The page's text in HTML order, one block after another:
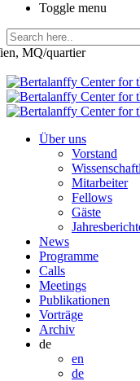
Toggle menu
MQ/quartier
Über uns
Vorstand
Mitarbeiter
Fellows
Gäste
News
Programme
Calls
Meetings
Publikationen
Vorträge
Archiv
de
en
de